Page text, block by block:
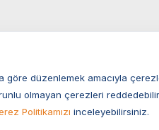
düzenlemek amacıyla
olmayan çerezleri
Politikamızı inceleyebilirsiniz.